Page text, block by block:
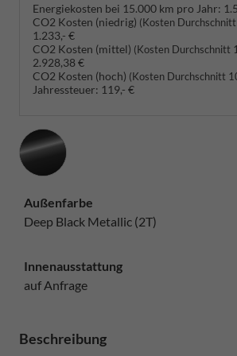
Energiekosten bei 15.000 km pro Jahr:
CO2 Kosten (niedrig) (Kosten
1.233,- €
CO2 Kosten (mittel) (Kosten Durchschnitt
2.928,38 €
CO2 Kosten (hoch) (Kosten Durchschnitt
Jahressteuer: 119,- €
Außenfarbe
Deep Black Metallic (2T)
Innenausstattung
auf Anfrage
Beschreibung